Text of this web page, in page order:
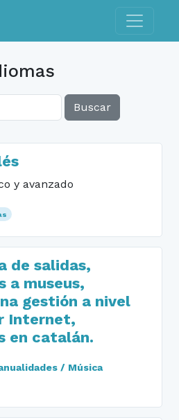
Toggle
Buscar
y avanzado
de salidas,
a museus,
gestión a nivel
Internet,
en catalán.
/ Música